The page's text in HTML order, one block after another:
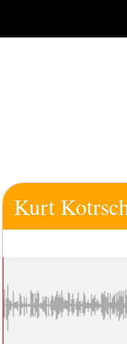
Kurt